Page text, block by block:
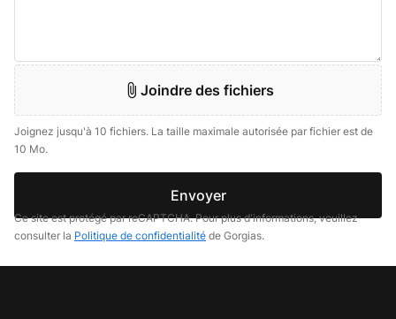
Joindre des fichiers
Joignez jusqu'à 10 fichiers. La taille maximale autorisée par fichier est de
10 Mo.
Envoyer
Ce site est protégé par reCAPTCHA. Pour plus d'informations, veuillez
consulter la Politique de confidentialité de Gorgias.